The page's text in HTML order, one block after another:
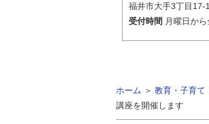
福井市大手3丁目17-
受付時間 月曜日か
ホーム ＞ 教育・子育て
講座を開催します